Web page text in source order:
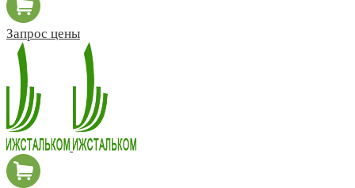
Запрос цены